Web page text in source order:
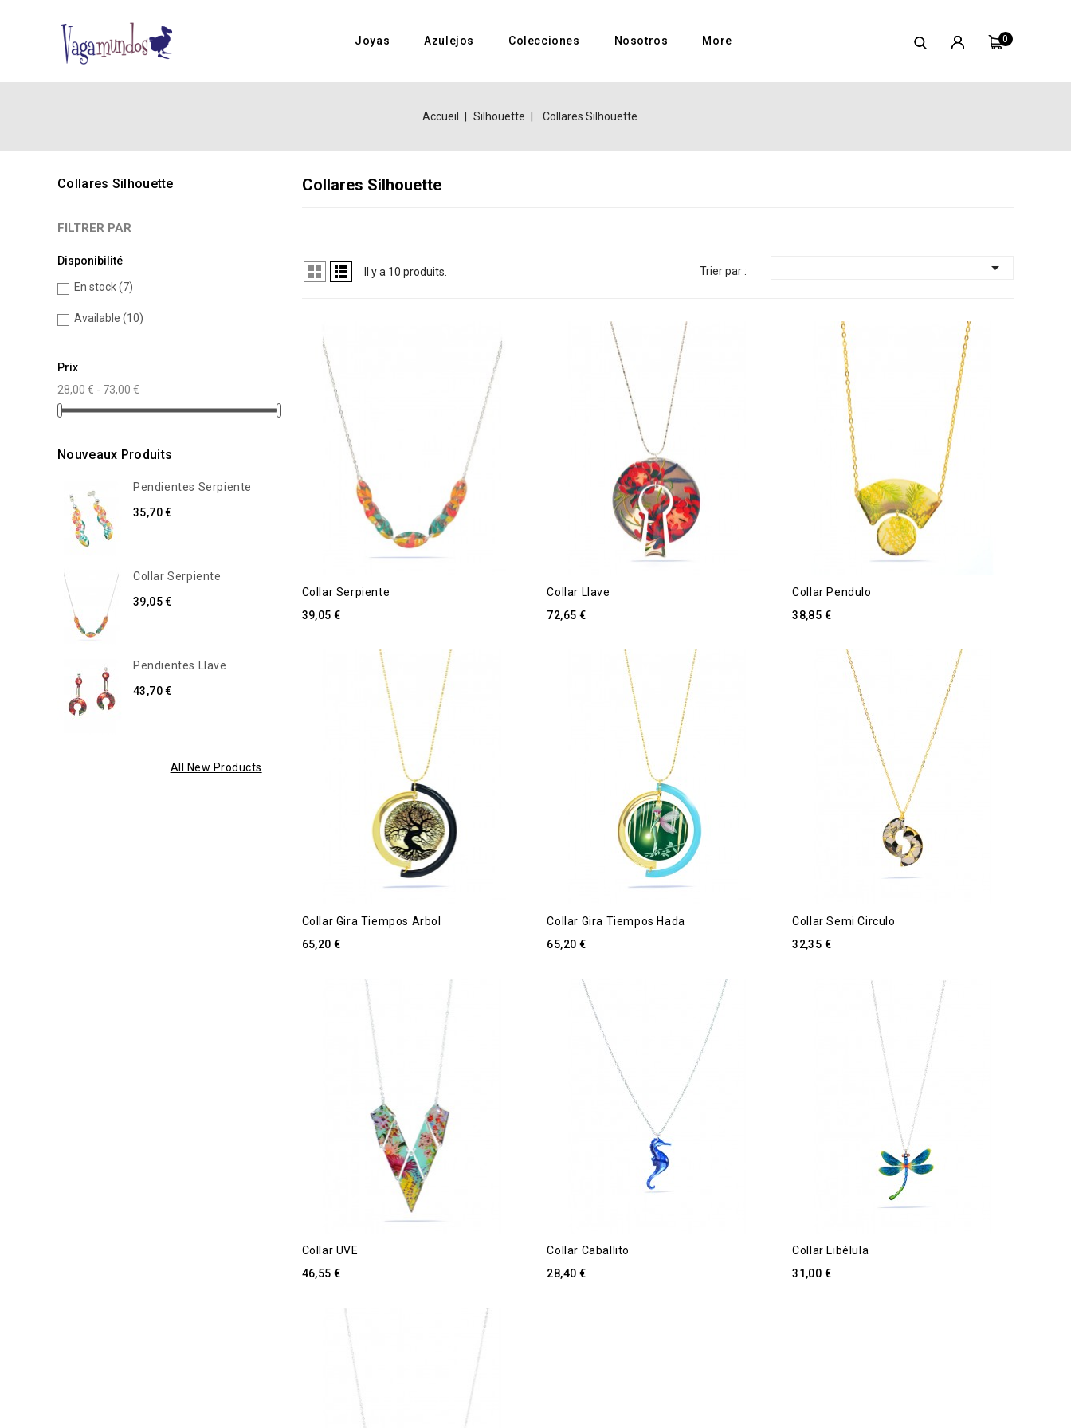
0
Joyas Azulejos Colecciones Nosotros More
Accueil Silhouette Collares Silhouette
Collares Silhouette
FILTRER PAR
Disponibilité
En stock(7)
Available (10)
Prix
28,00 € - 73,00 €
Nouveaux Produits
Pendientes Serpiente
35,70 €
Collar Serpiente
39,05 €
Pendientes Llave
43,70 €
All New Products
Collares Silhouette
Il y a 10 produits. Trier par : 
Collar Serpiente
39,05 €
Collar Llave
72,65 €
Collar Pendulo
38,85 €
Collar Gira Tiempos Arbol
65,20 €
Collar Gira Tiempos Hada
65,20 €
Collar Semi Circulo
32,35 €
Collar UVE
46,55 €
Collar Caballito
28,40 €
Collar Libélula
31,00 €